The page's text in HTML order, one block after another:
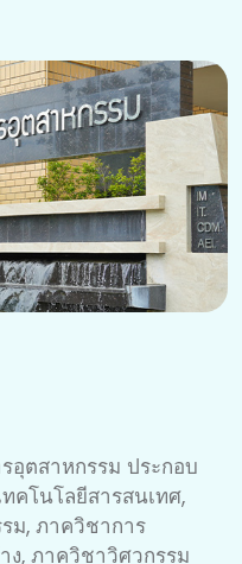
อุตสาหกรรม ประกอบ
คโนโลยีสารสนเทศ,
ม, ภาควิชาการ
ง, ภาควิชาวิศวกรรม